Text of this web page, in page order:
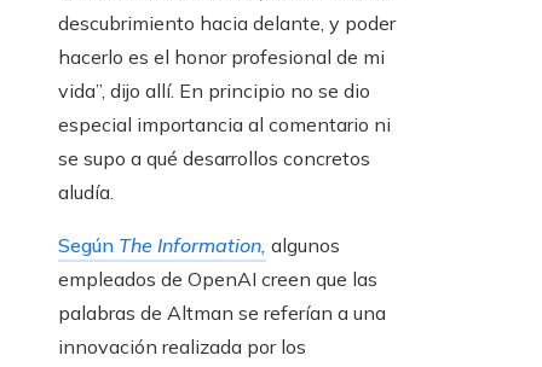
descubrimiento hacia delante, y poder
hacerlo es el honor profesional de mi
vida”, dijo allí. En principio no se dio
especial importancia al comentario ni
se supo a qué desarrollos concretos
aludía.
Según The Information, algunos
empleados de OpenAI creen que las
palabras de Altman se referían a una
innovación realizada por los